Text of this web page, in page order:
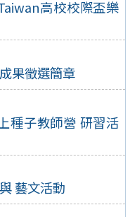
高校校際盃樂
果徵選簡章
種子教師營 研習活
藝文活動